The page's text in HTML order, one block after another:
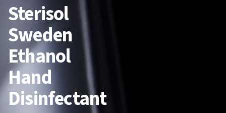
Sterisol
Sweden
Ethanol
Hand
Disinfectant